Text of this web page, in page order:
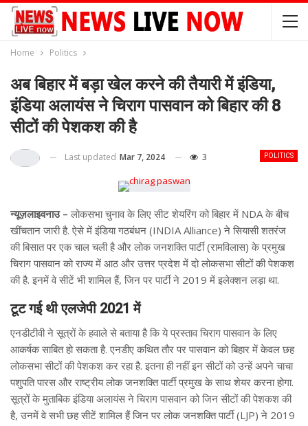
Home Politics
अब बिहार में बड़ा खेल करने की तैयारी में इंडिया,
इंडिया अलायंस ने चिराग पासवान को बिहार की 8
सीटों की पेशकश की है
POLITICS
Last updated Mar 7, 2024 3
न्यूज़लाइवनाउ – लोकसभा चुनाव के लिए सीट शेयरिंग को बिहार में NDA के बीच
खींचतान जारी है. ऐसे में इंडिया गठबंधन (INDIA Alliance) ने सियासी शतरंज
की बिसात पर एक चाल चली है और लोक जनशक्ति पार्टी (रामविलास) के प्रमुख
चिराग पासवान को राज्य में आठ और उत्तर प्रदेश में दो लोकसभा सीटों की पेशकश
की है. इनमें वे सीटें भी शामिल हैं, जिन पर पार्टी ने 2019 में इलेक्शन लड़ा था.
टूट गई थी एलजेपी 2021 में
एनडीटीवी ने सूत्रों के हवाले से बताया है कि ये प्रस्ताव चिराग पासवान के लिए
आकर्षक साबित हो सकता है. एनडीए कथित तौर पर पासवान को बिहार में केवल छह
लोकसभा सीटों की पेशकश कर रहा है. इतना ही नहीं इन सीटों को उन्हें अपने चाचा
पशुपति पारस और राष्ट्रीय लोक जनशक्ति पार्टी प्रमुख के साथ शेयर करना होगा.
सूत्रों के मुताबिक इंडिया अलायंस ने चिराग पासवान को जिन सीटों की पेशकश की
है, उनमें वे सभी छह सीटें शामिल हैं जिन पर लोक जनशक्ति पार्टी (LJP) ने 2019